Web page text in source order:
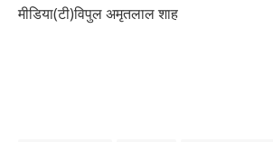
मीडिया(टी)विपुल अमृतलाल शाह